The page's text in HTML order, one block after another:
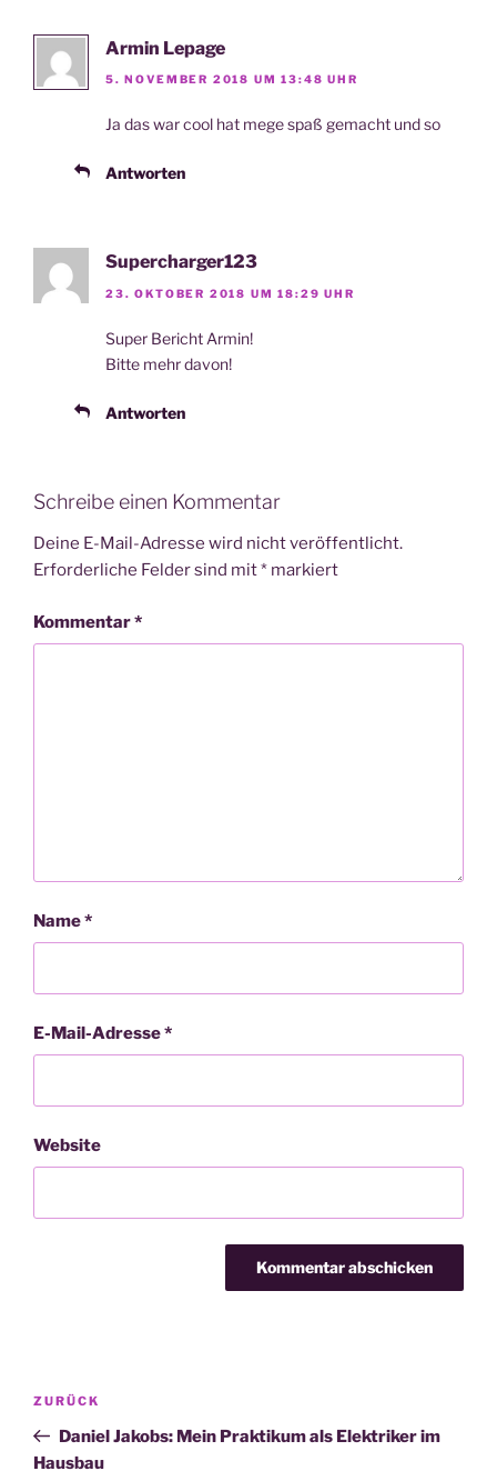
Armin Lepage
5. NOVEMBER 2018 UM 13:48 UHR
Ja das war cool hat mege spaß gemacht und so
Antworten
Supercharger123
23. OKTOBER 2018 UM 18:29 UHR
Super Bericht Armin!
Bit­te mehr davon!
Antworten
Schreibe einen Kommentar
Deine E-Mail-Adresse wird nicht veröffentlicht.
Erforderliche Felder sind mit* markiert
Kommentar*
Name*
E-Mail-Adresse*
Website
Beitragsnavigation
Vorheriger
Beitrag
ZURÜCK
Daniel Jakobs: Mein Praktikum als Elektriker im
Hausbau